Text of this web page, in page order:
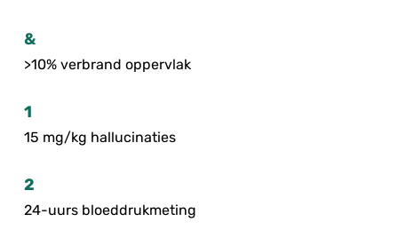
&
>10% verbrand oppervlak
1
15 mg/kg hallucinaties
2
24-uurs bloeddrukmeting